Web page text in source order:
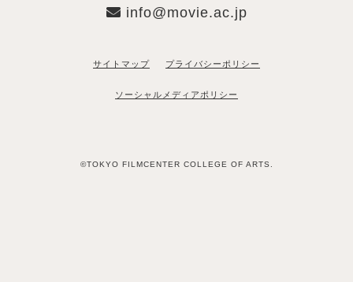
info@movie.ac.jp
サイトマップ プライバシーポリシー
ソーシャルメディアポリシー
©TOKYO FILMCENTER COLLEGE OF ARTS.